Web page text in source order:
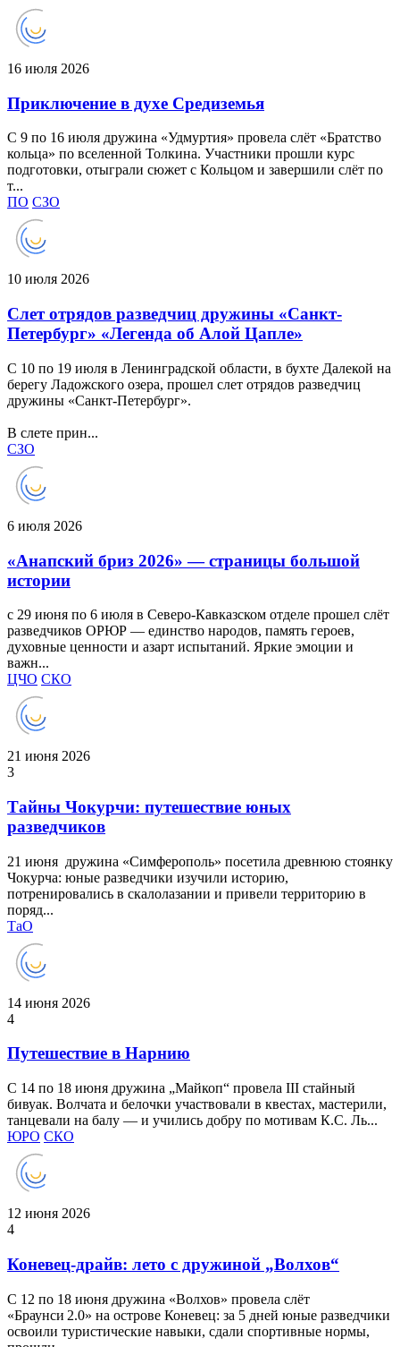
16 июля 2026
Приключение в духе Средиземья
С 9 по 16 июля дружина «Удмуртия» провела слёт «Братство
кольца» по вселенной Толкина. Участники прошли курс
подготовки, отыграли сюжет с Кольцом и завершили слёт по
т...
ПО СЗО
10 июля 2026
Слет отрядов разведчиц дружины «Санкт-
Петербург» «Легенда об Алой Цапле»
С 10 по 19 июля в Ленинградской области, в бухте Далекой на
берегу Ладожского озера, прошел слет отрядов разведчиц
дружины «Санкт-Петербург».
В слете прин...
СЗО
6 июля 2026
«Анапский бриз 2026» — страницы большой
истории
с 29 июня по 6 июля в Северо-Кавказском отделе прошел слёт
разведчиков ОРЮР — единство народов, память героев,
духовные ценности и азарт испытаний. Яркие эмоции и
важн...
ЦЧО СКО
21 июня 2026
3
Тайны Чокурчи: путешествие юных
разведчиков
21 июня дружина «Симферополь» посетила древнюю стоянку
Чокурча: юные разведчики изучили историю,
потренировались в скалолазании и привели территорию в
поряд...
ТаО
14 июня 2026
4
Путешествие в Нарнию
С 14 по 18 июня дружина „Майкоп“ провела III стайный
бивуак. Волчата и белочки участвовали в квестах, мастерили,
танцевали на балу — и учились добру по мотивам К.С. Ль...
ЮРО СКО
12 июня 2026
4
Коневец‑драйв: лето с дружиной „Волхов“
С 12 по 18 июня дружина «Волхов» провела слёт
«Браунси 2.0» на острове Коневец: за 5 дней юные разведчики
освоили туристические навыки, сдали спортивные нормы,